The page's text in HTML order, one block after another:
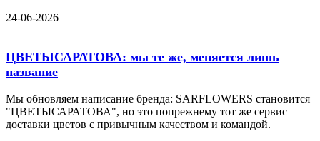
24-06-2026
ЦВЕТЫСАРАТОВА: мы те же, меняется лишь
название
Мы обновляем написание бренда: SARFLOWERS становится
"ЦВЕТЫСАРАТОВА", но это попрежнему тот же сервис
доставки цветов с привычным качеством и командой.